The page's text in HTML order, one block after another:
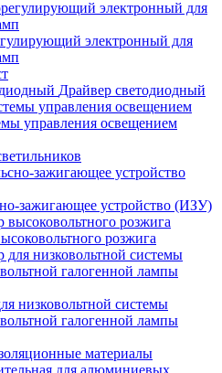
электронный для
Драйвер светодиодный
управления освещением
зажигающее устройство (ИЗУ)
розжига
низковольтной системы
галогенной лампы
материалы